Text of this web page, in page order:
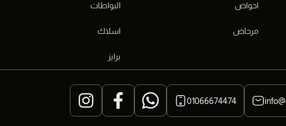
احواض
مرحاض
البواطات
اسلاك
برايز
01066674474